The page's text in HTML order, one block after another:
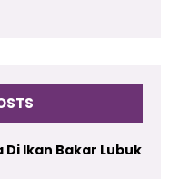
Di Ikan Bakar Lubuk